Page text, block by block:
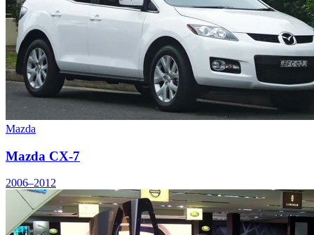
Mazda
Mazda CX-7
2006–2012